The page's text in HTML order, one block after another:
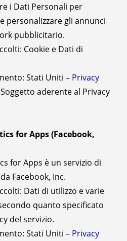
i Dati Personali per
personalizzare gli annunci
pubblicitario.
Cookie e Dati di
Stati Uniti – Privacy
aderente al Privacy
for Apps (Facebook,
for Apps è un servizio di
Facebook, Inc.
Dati di utilizzo e varie
quanto specificato
del servizio.
Stati Uniti – Privacy